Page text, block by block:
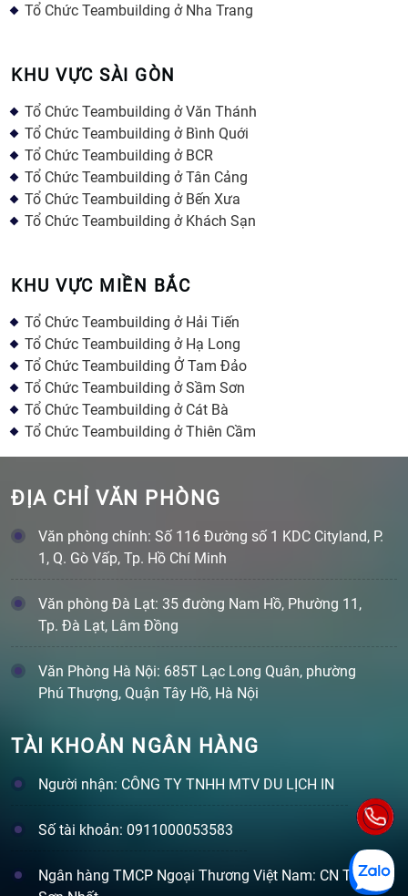
Tổ Chức Teambuilding ở Nha Trang
KHU VỰC SÀI GÒN
Tổ Chức Teambuilding ở Văn Thánh
Tổ Chức Teambuilding ở Bình Quới
Tổ Chức Teambuilding ở BCR
Tổ Chức Teambuilding ở Tân Cảng
Tổ Chức Teambuilding ở Bến Xưa
Tổ Chức Teambuilding ở Khách Sạn
KHU VỰC MIỀN BẮC
Tổ Chức Teambuilding ở Hải Tiến
Tổ Chức Teambuilding ở Hạ Long
Tổ Chức Teambuilding Ở Tam Đảo
Tổ Chức Teambuilding ở Sầm Sơn
Tổ Chức Teambuilding ở Cát Bà
Tổ Chức Teambuilding ở Thiên Cầm
ĐỊA CHỈ VĂN PHÒNG
Văn phòng chính: Số 116 Đường số 1 KDC Cityland, P.
1, Q. Gò Vấp, Tp. Hồ Chí Minh
Văn phòng Đà Lạt: 35 đường Nam Hồ, Phường 11,
Tp. Đà Lạt, Lâm Đồng
Văn Phòng Hà Nội: 685T Lạc Long Quân, phường
Phú Thượng, Quận Tây Hồ, Hà Nội
TÀI KHOẢN NGÂN HÀNG
Người nhận: CÔNG TY TNHH MTV DU LỊCH IN
Số tài khoản: 0911000053583
Ngân hàng TMCP Ngoại Thương Việt Nam: CN Tân